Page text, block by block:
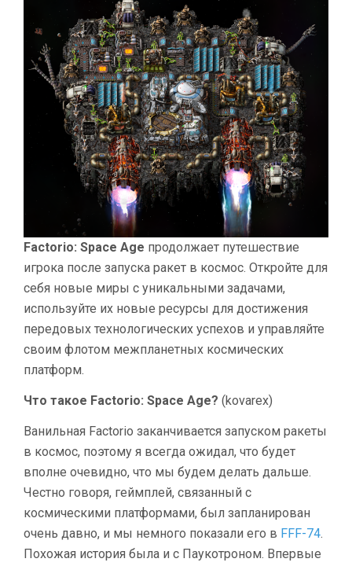
Factorio: Space Age продолжает путешествие
игрока после запуска ракет в космос. Откройте для
себя новые миры с уникальными задачами,
используйте их новые ресурсы для достижения
передовых технологических успехов и управляйте
своим флотом межпланетных космических
платформ.
Что такое Factorio: Space Age? (kovarex)
Ванильная Factorio заканчивается запуском ракеты
в космос, поэтому я всегда ожидал, что будет
вполне очевидно, что мы будем делать дальше.
Честно говоря, геймплей, связанный с
космическими платформами, был запланирован
очень давно, и мы немного показали его в FFF-74.
Похожая история была и с Паукотроном. Впервые